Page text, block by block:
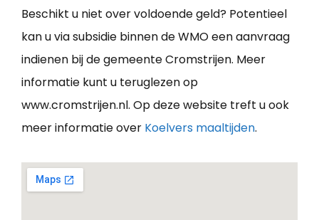
Beschikt u niet over voldoende geld? Potentieel
kan u via subsidie binnen de WMO een aanvraag
indienen bij de gemeente Cromstrijen. Meer
informatie kunt u teruglezen op
www.cromstrijen.nl. Op deze website treft u ook
meer informatie over Koelvers maaltijden.